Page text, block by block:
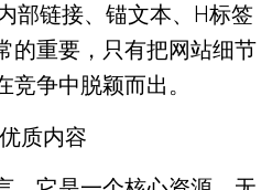
部链接、锚文本、H标签
的重要，只有把网站细节
竞争中脱颖而出。
质内容